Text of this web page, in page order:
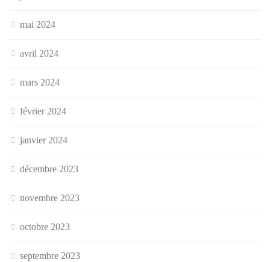
mai 2024
avril 2024
mars 2024
février 2024
janvier 2024
décembre 2023
novembre 2023
octobre 2023
septembre 2023